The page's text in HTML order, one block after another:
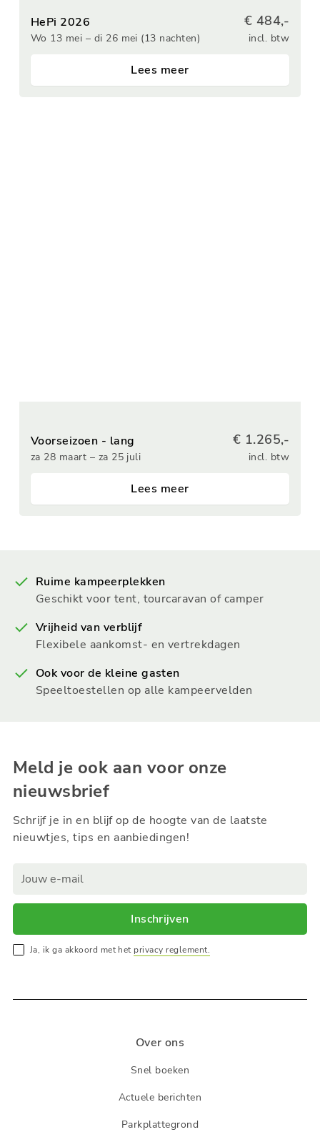
HePi 2026
Wo 13 mei – di 26 mei (13 nachten)
€ 484,-
incl. btw
Lees meer
Voorseizoen - lang
za 28 maart – za 25 juli
€ 1.265,-
incl. btw
Lees meer
Ruime kampeerplekken
Geschikt voor tent, tourcaravan of camper
Vrijheid van verblijf
Flexibele aankomst- en vertrekdagen
Ook voor de kleine gasten
Speeltoestellen op alle kampeervelden
Meld je ook aan voor onze
nieuwsbrief
Schrijf je in en blijf op de hoogte van de laatste
nieuwtjes, tips en aanbiedingen!
Inschrijven
Ja, ik ga akkoord met het privacy reglement.
Over ons
Snel boeken
Actuele berichten
Parkplattegrond